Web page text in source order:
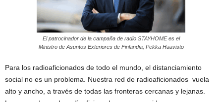
El patrocinador de la campaña de radio STAYHOME es el
Ministro de Asuntos Exteriores de Finlandia, Pekka Haavisto
Para los radioaficionados de todo el mundo, el distanciamiento
social no es un problema. Nuestra red de radioaficionados vuela
alto y ancho, a través de todas las fronteras cercanas y lejanas.